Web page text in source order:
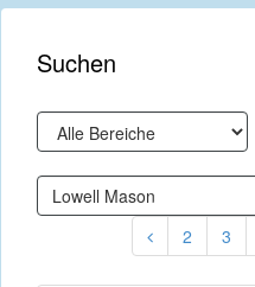
Suchen
2 3